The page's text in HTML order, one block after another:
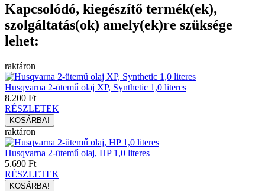
Kapcsolódó, kiegészítő termék(ek),
szolgáltatás(ok) amely(ek)re szüksége
lehet:
raktáron
Husqvarna 2-ütemű olaj XP, Synthetic 1,0 literes
8.200 Ft
RÉSZLETEK
raktáron
Husqvarna 2-ütemű olaj, HP 1,0 literes
5.690 Ft
RÉSZLETEK